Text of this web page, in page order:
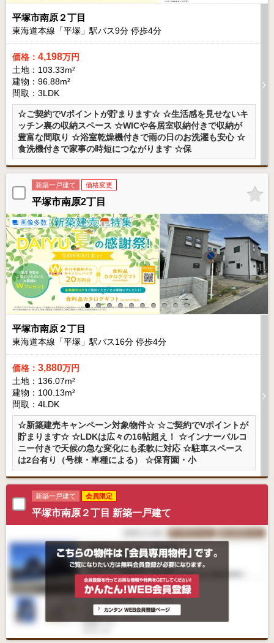
平塚市南原２丁目
東海道本線「平塚」駅バス9分 停歩4分
価格： 4,198万円
土地：103.33m²
建物：96.88m²
間取：3LDK
☆ご契約でVポイントが貯まります☆ ☆生活感を見せないキ
ッチン裏の収納スペース ☆WICや各居室収納付きで収納が
豊富な間取り ☆浴室乾燥機付きで雨の日のお洗濯も安心 ☆
食洗機付きで家事の時短につながります ☆保
新築一戸建て 価格変更
平塚市南原2丁目
画像多数
平塚市南原２丁目
東海道本線「平塚」駅バス16分 停歩4分
価格： 3,880万円
土地：136.07m²
建物：100.13m²
間取：4LDK
☆新築建売キャンペーン対象物件☆ ☆ご契約でVポイントが
貯まります☆ ☆LDKは広々の16帖超え！ ☆インナーバルコ
ニー付きで天候の急な変化にも柔軟に対応 ☆駐車スペース
は2台有り（号棟・車種による） ☆保育園・小
新築一戸建て 会員限定
平塚市南原２丁目 新築一戸建て